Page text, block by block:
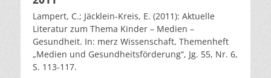
Lampert, C.; Jäcklein-Kreis, E. (2011): Aktuelle
Literatur zum Thema Kinder – Medien –
Gesundheit. In: merz Wissenschaft, Themenheft
„Medien und Gesundheitsförderung“, Jg. 55, Nr. 6,
S. 113-117.